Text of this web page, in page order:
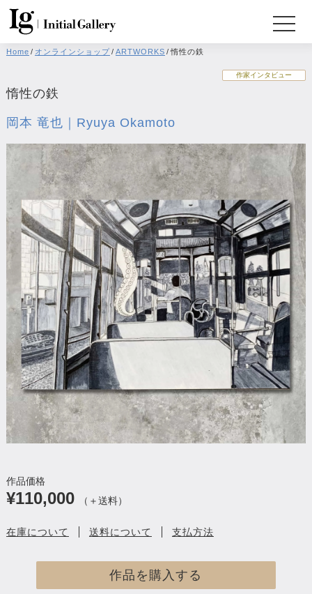
Home / オンラインショップ/ ARTWORKS / 惰性の鉄
作家インタビュー
惰性の鉄
岡本 竜也｜Ryuya Okamoto
作品価格
¥110,000 （＋送料）
作品を購入する
在庫について 送料について 支払方法